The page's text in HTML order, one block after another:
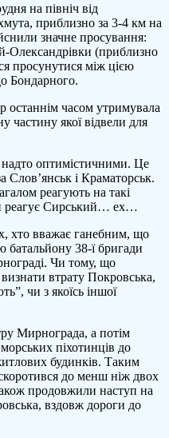
на північ від
приблизно за 3-4 км на
значне просування:
Олександрівки (приблизно
просунутися між цією
Бондарного.
останнім часом утримувала
частину якої відвели для
надто оптимістичними. Це
і Краматорськ.
реагують на такі
реагує Сирський… ех…
хто вважає ганебним, що
38-ї бригади
Чи тому, що
втрату Покровська,
чи з якоїсь іншої
Мирнограда, а потім
піхотинців до
будинків. Таким
до менш ніж двох
продовжили наступ на
вздовж дороги до